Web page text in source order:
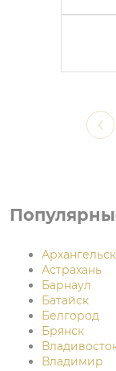
Архангельск
Астрахань
Барнаул
Батайск
Белгород
Брянск
Владимир